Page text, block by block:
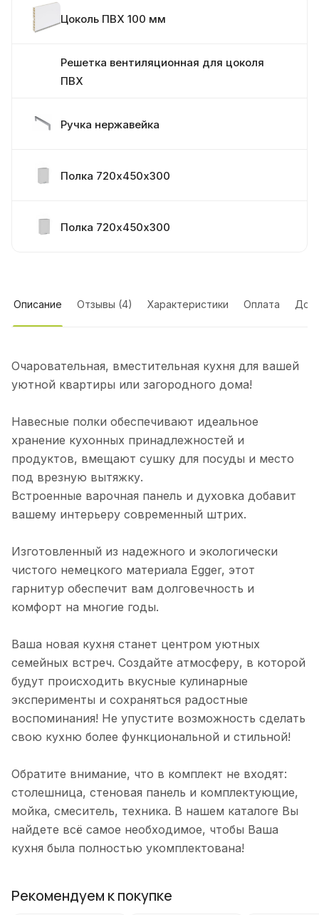
Цоколь ПВХ 100 мм
Решетка вентиляционная для цоколя
ПВХ
Ручка нержавейка
Полка 720х450х300
Полка 720х450х300
Полка под сушку 720х600х300, с сушкой
Полка под вытяжку 720х600х300
Стол под духовку 720х600х560
Фасад на пм 450
Описание Отзывы (4) Характеристики Оплата
Очаровательная, вместительная кухня для вашей
уютной квартиры или загородного дома!
Навесные полки обеспечивают идеальное
хранение кухонных принадлежностей и
продуктов, вмещают сушку для посуды и место
под врезную вытяжку.
Встроенные варочная панель и духовка добавит
вашему интерьеру современный штрих.
Изготовленный из надежного и экологически
чистого немецкого материала Egger, этот
гарнитур обеспечит вам долговечность и
комфорт на многие годы.
Ваша новая кухня станет центром уютных
семейных встреч. Создайте атмосферу, в которой
будут происходить вкусные кулинарные
эксперименты и сохраняться радостные
воспоминания! Не упустите возможность сделать
свою кухню более функциональной и стильной!
Обратите внимание, что в комплект не входят:
столешница, стеновая панель и комплектующие,
мойка, смеситель, техника. В нашем каталоге Вы
найдете всё самое необходимое, чтобы Ваша
кухня была полностью укомплектована!
Рекомендуем к покупке